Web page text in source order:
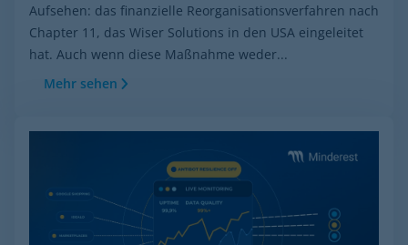
Aufsehen: das finanzielle Reorganisationsverfahren nach
Chapter 11, das Wiser Solutions in den USA eingeleitet
hat. Auch wenn diese Maßnahme weder...
Mehr sehen